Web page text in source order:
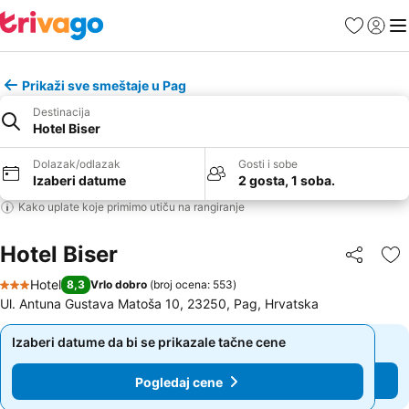
FavoritiPrijavi
Prikaži sve smeštaje u Pag
Destinacija
Hotel Biser
Dolazak/odlazak
Izaberi datume
Gosti i sobe
2 gosta, 1 soba.
Kako uplate koje primimo utiču na rangiranje
Hotel Biser Deli
3 Zvezdice
Hotel 8,3 Vrlo dobro (broj ocena: 553)
Ul. Antuna Gustava Matoša 10, 23250, Pag, Hrvatska
Izaberi datume da bi se prikazale tačne cene
Pogledaj cene
Izaberi datume da bi se prikazale tačne cene
Pogledaj cene